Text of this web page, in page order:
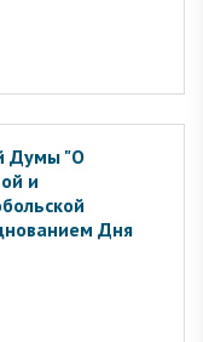
Думы "О
и
Дня